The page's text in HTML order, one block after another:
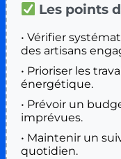
Les points
• Vérifier
des artisans
• Prioriser les
énergétique.
• Prévoir un
imprévues.
• Maintenir un
quotidien.